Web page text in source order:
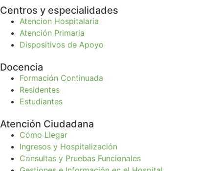
Centros y especialidades
Atencion Hospitalaria
Atención Primaria
Dispositivos de Apoyo
Docencia
Formación Continuada
Residentes
Estudiantes
Atención Ciudadana
Cómo Llegar
Ingresos y Hospitalización
Consultas y Pruebas Funcionales